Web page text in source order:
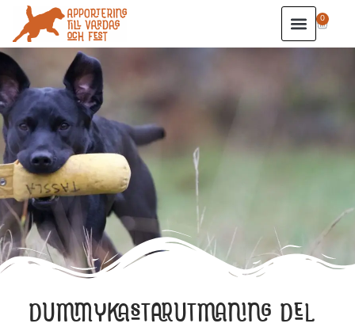
0
DUMMYKASTARUTMANING DEL